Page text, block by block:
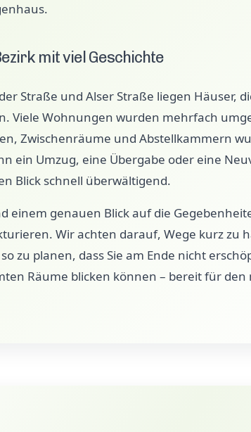
mit viel Geschichte
Straße und Alser Straße liegen Häuser,
Viele Wohnungen wurden mehrfach
Zwischenräume und Abstellkammern
ein Umzug, eine Übergabe oder eine
Blick schnell überwältigend.
einem genauen Blick auf die
Wir achten darauf, Wege kurz zu
zu planen, dass Sie am Ende nicht
Räume blicken können – bereit für den